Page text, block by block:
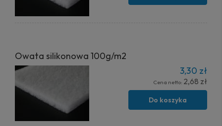
Owata silikonowa 100g/m2
3,30 zł
Cena netto: 2,68 zł
Do koszyka